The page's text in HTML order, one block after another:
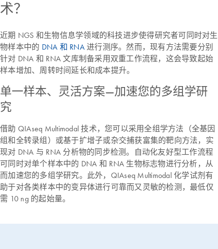
术？
近期 NGS 和生物信息学领域的科技进步使得研究者可同时对生
物样本中的 DNA 和 RNA进行测序。然而，现有方法需要分别
针对 DNA 和 RNA 文库制备采用双重工作流程，这会导致起始
样本增加、周转时间延长和成本提升。
单一样本、灵活方案—加速您的多组学研
究
借助 QIAseq Multimodal 技术，您可以采用全组学方法（全基因
组和全转录组）或基于扩增子或杂交捕获富集的靶向方法，实
现对 DNA 与 RNA 分析物的同步检测。自动化友好型工作流程
可同时对单个样本中的 DNA 和 RNA 生物标志物进行分析，从
而加速您的多组学研究。此外，QIAseq Multimodal 化学试剂有
助于对各类样本中的变异体进行可靠而又灵敏的检测，最低仅
需 10 ng 的起始量。